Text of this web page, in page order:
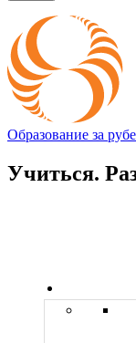
Образование за
Учиться.